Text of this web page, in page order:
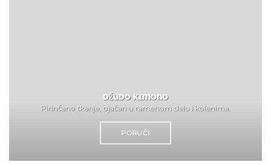
DŽUDO KIMONO
Pirinčano tkanje, ojačan u ramenom delu i kolenima.
PORUČI